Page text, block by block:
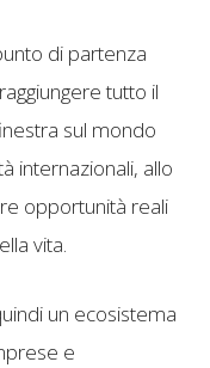
di partenza
tutto il
sul mondo
internazionali, allo
opportunità reali
vita.
un ecosistema
e